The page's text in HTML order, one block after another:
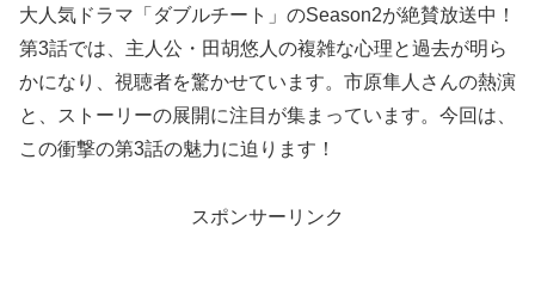
大人気ドラマ「ダブルチート」のSeason2が絶賛放送中！
第3話では、主人公・田胡悠人の複雑な心理と過去が明ら
かになり、視聴者を驚かせています。市原隼人さんの熱演
と、ストーリーの展開に注目が集まっています。今回は、
この衝撃の第3話の魅力に迫ります！
スポンサーリンク